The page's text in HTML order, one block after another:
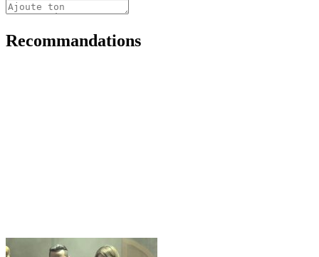
Recommandations